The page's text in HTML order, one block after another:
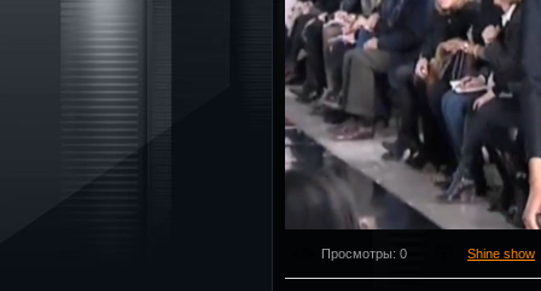
Просмотры: 0 Shine show